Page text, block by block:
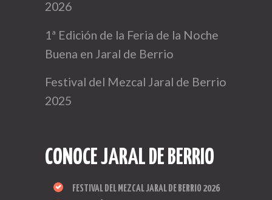
2026
1ª Edición de la Feria de la Noche
Buena en Jaral de Berrio
Festival del Mezcal Jaral de Berrio
2025
CONOCE JARAL DE BERRIO
FESTIVAL DEL MEZCAL JARAL DE BERRIO 2026